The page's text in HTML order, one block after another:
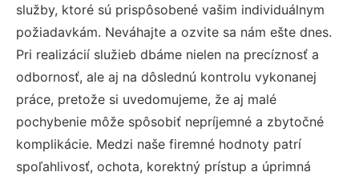
služby, ktoré sú prispôsobené vašim individuálnym
požiadavkám. Neváhajte a ozvite sa nám ešte dnes.
Pri realizácií služieb dbáme nielen na precíznosť a
odbornosť, ale aj na dôslednú kontrolu vykonanej
práce, pretože si uvedomujeme, že aj malé
pochybenie môže spôsobiť nepríjemné a zbytočné
komplikácie. Medzi naše firemné hodnoty patrí
spoľahlivosť, ochota, korektný prístup a úprimná